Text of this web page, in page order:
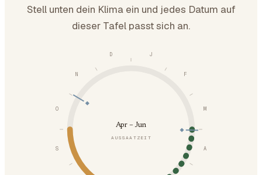
Stell unten dein Klima ein und jedes Datum auf
dieser Tafel passt sich an.
J
F
M
A
S
O
N
D
Apr – Jun
AUSSAATZEIT